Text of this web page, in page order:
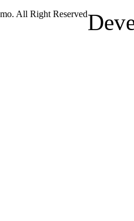
All Right Reserved